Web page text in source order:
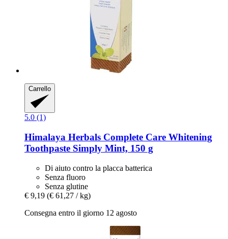
Carrello
5.0 (1)
Himalaya Herbals Complete Care Whitening
Toothpaste Simply Mint, 150 g
Di aiuto contro la placca batterica
Senza fluoro
Senza glutine
€ 9,19 (€ 61,27 / kg)
Consegna entro il giorno 12 agosto